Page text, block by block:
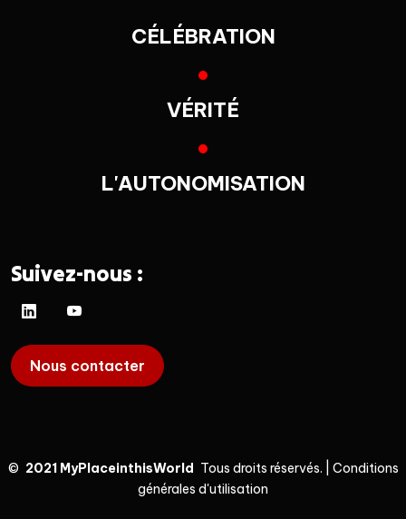
CÉLÉBRATION
VÉRITÉ
L'AUTONOMISATION
Suivez-nous :
Nous contacter
© 2021 MyPlaceinthisWorld Tous droits réservés.
Conditions
générales d'utilisation